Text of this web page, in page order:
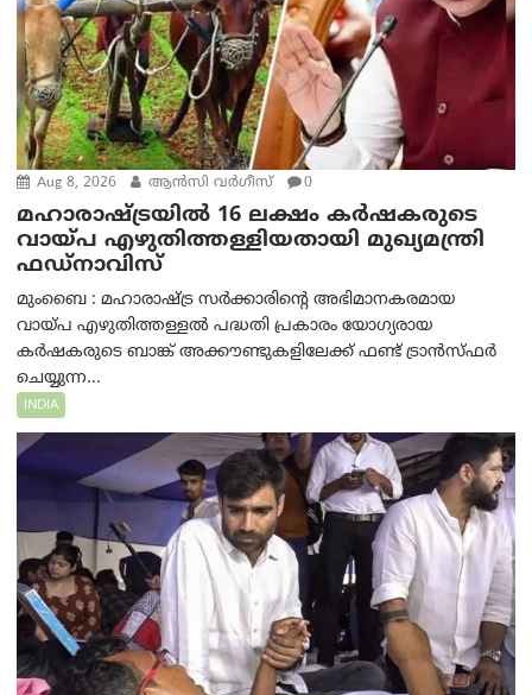
Aug 8, 2026 ആന്‍സി വര്‍ഗീസ് 0
മഹാരാഷ്ട്രയിൽ 16 ലക്ഷം കർഷകരുടെ
വായ്പ എഴുതിത്തള്ളിയതായി മുഖ്യമന്ത്രി
ഫഡ്‌നാവിസ്
മുംബൈ : മഹാരാഷ്ട്ര സർക്കാരിന്റെ അഭിമാനകരമായ
വായ്പ എഴുതിത്തള്ളൽ പദ്ധതി പ്രകാരം യോഗ്യരായ
കർഷകരുടെ ബാങ്ക് അക്കൗണ്ടുകളിലേക്ക് ഫണ്ട് ട്രാൻസ്ഫർ
ചെയ്യുന്ന...
INDIA